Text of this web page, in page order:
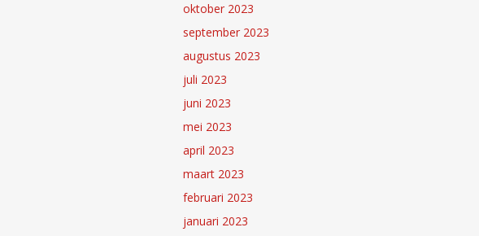
oktober 2023
september 2023
augustus 2023
juli 2023
juni 2023
mei 2023
april 2023
maart 2023
februari 2023
januari 2023